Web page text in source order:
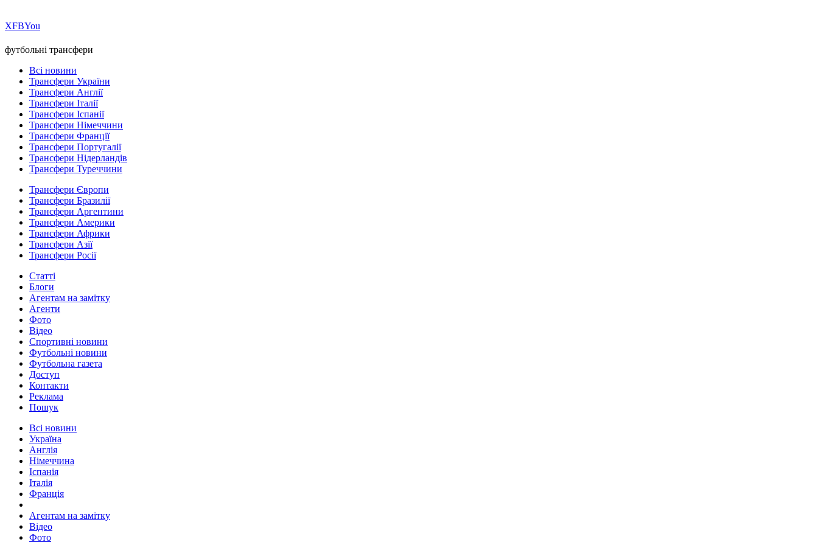
ХFBYou
футбольні трансфери
Всі новини
Трансфери України
Трансфери Англії
Трансфери Італії
Трансфери Іспанії
Трансфери Німеччини
Трансфери Франції
Трансфери Португалії
Трансфери Нідерландів
Трансфери Туреччини
Трансфери Європи
Трансфери Бразилії
Трансфери Аргентини
Трансфери Америки
Трансфери Африки
Трансфери Азії
Трансфери Росії
Статті
Блоги
Агентам на замітку
Агенти
Фото
Відео
Спортивні новини
Футбольні новини
Футбольна газета
Доступ
Контакти
Реклама
Пошук
Всі новини
Україна
Англія
Німеччина
Іспанія
Італія
Франція
Агентам на замітку
Відео
Фото